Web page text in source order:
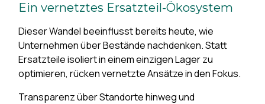
Ein vernetztes Ersatzteil-Ökosystem
Dieser Wandel beeinflusst bereits heute, wie
Unternehmen über Bestände nachdenken. Statt
Ersatzteile isoliert in einem einzigen Lager zu
optimieren, rücken vernetzte Ansätze in den Fokus.
Transparenz über Standorte hinweg und